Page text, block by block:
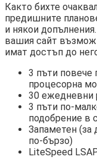
Както бихте
предишните
и някои
вашия сайт
имат достъп до
3 пъти повече
процесорна
30 ежедневни
3 пъти по-
подобрение в
Запаметен (за
по-бързо)
LiteSpeed